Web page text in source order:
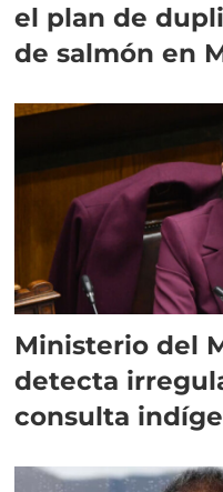
el plan de
de salmón en
Ministerio del
detecta
consulta